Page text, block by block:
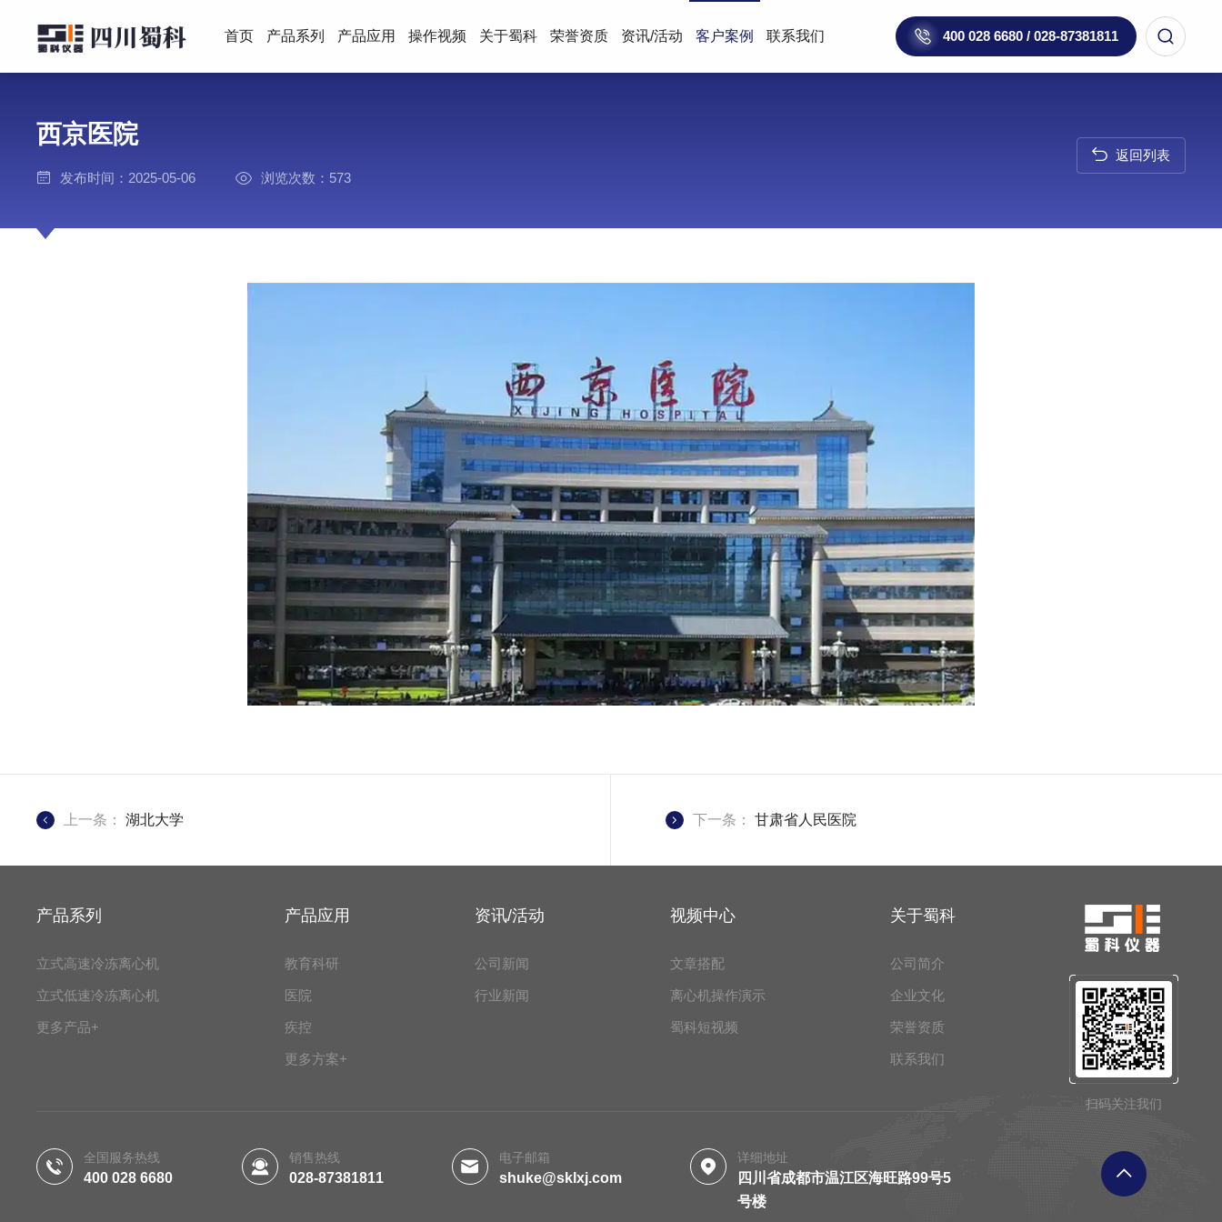
400 028 6680 / 028-87381811
首页 产品系列 产品应用 操作视频 关于蜀科 荣誉资质 资讯/活动 客户案例 联系我们
西京医院
发布时间：2025-05-06 浏览次数：573
返回列表
上一条：湖北大学 下一条： 甘肃省人民医院
产品系列
立式高速冷冻离心机
立式低速冷冻离心机
更多产品+
产品应用
教育科研
医院
疾控
更多方案+
资讯/活动
公司新闻
行业新闻
视频中心
文章搭配
离心机操作演示
蜀科短视频
关于蜀科
公司简介
企业文化
荣誉资质
联系我们
全国服务热线
400 028 6680
销售热线
028-87381811
电子邮箱
shuke@sklxj.com
详细地址
四川省成都市温江区海旺路99号5
号楼
扫码关注我们